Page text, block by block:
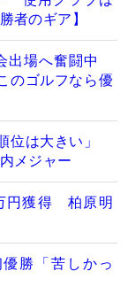
者のギア】
出場へ奮闘中
のゴルフなら優
位は大きい」
メジャー
円獲得 柏原明
勝「苦しかっ